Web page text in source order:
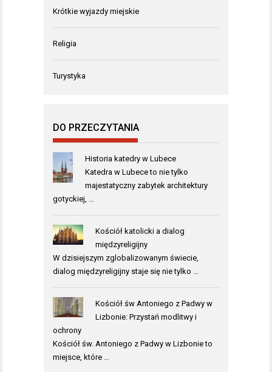
Krótkie wyjazdy miejskie
Religia
Turystyka
DO PRZECZYTANIA
Historia katedry w Lubece
Katedra w Lubece to nie tylko
majestatyczny zabytek architektury
gotyckiej, …
Kościół katolicki a dialog
międzyreligijny
W dzisiejszym zglobalizowanym świecie,
dialog międzyreligijny staje się nie tylko …
Kościół św Antoniego z Padwy w
Lizbonie: Przystań modlitwy i
ochrony
Kościół św. Antoniego z Padwy w Lizbonie to
miejsce, które …